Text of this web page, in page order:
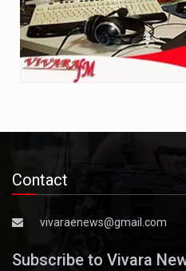
Contact
vivaraenews@gmail.com
Subscribe to Vivara